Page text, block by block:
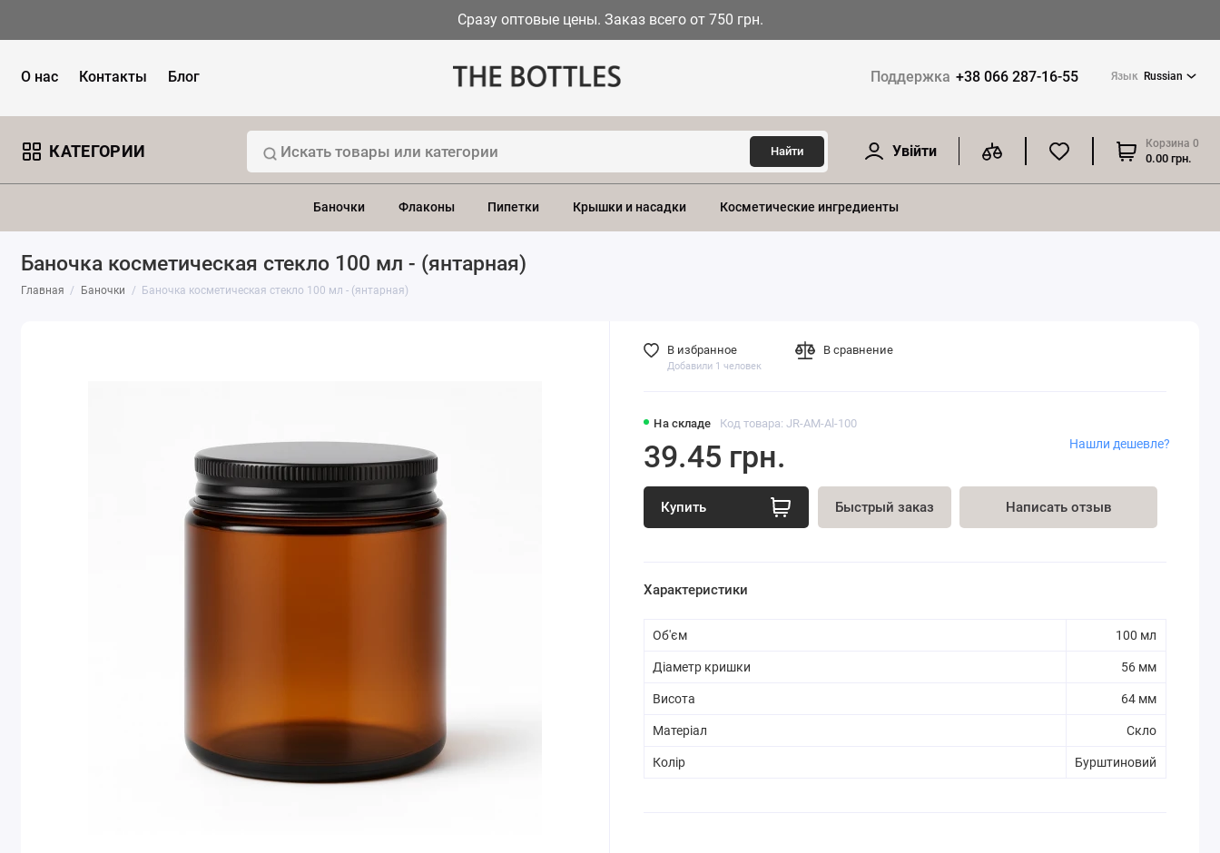
Сразу оптовые цены. Заказ всего от 750 грн.
О нас Контакты Блог Поддержка +38 066 287-16-55 Язык Russian
КАТЕГОРИИ Найти Увійти Корзина 0
0.00 грн.
Баночки Флаконы Пипетки Крышки и насадки Косметические ингредиенты
Баночка косметическая стекло 100 мл - (янтарная)
Главная Баночки Баночка косметическая стекло 100 мл - (янтарная)
На складе Код товара: JR-AM-Al-100
39.45 грн.
Купить Быстрый заказ Написать отзыв
Нашли дешевле?
В избранное
Добавили 1 человек
В сравнение
Характеристики
Об'єм 100 мл
Діаметр кришки 56 мм
Висота 64 мм
Матеріал Скло
Колір Бурштиновий